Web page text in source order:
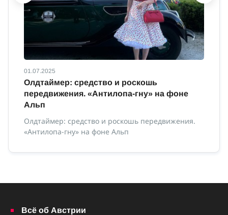
01.07.2025
Олдтаймер: средство и роскошь
передвижения. «Антилопа-гну» на фоне
Альп
Олдтаймер: средство и роскошь передвижения.
«Антилопа-гну» на фоне Альп
Всё об Австрии